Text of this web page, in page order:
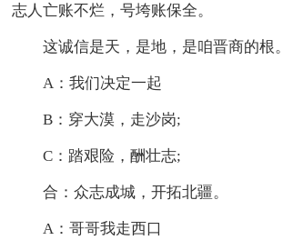
志人亡账不烂，号垮账保全。
这诚信是天，是地，是咱晋商的根。
A：我们决定一起
B：穿大漠，走沙岗;
C：踏艰险，酬壮志;
合：众志成城，开拓北疆。
A：哥哥我走西口